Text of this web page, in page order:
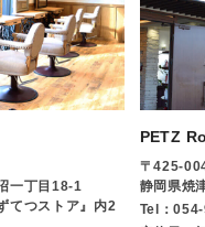
一丁目18-1
てつストア』内2
PETZ
〒425-
静岡県焼
Tel：